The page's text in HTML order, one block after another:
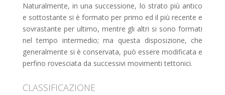
Naturalmente, in una successione, lo strato più antico
e sottostante si è formato per primo ed il più recente e
sovrastante per ultimo, mentre gli altri si sono formati
nel tempo intermedio; ma questa disposizione, che
generalmente si è conservata, può essere modificata e
perfino rovesciata da successivi movimenti tettonici.
CLASSIFICAZIONE